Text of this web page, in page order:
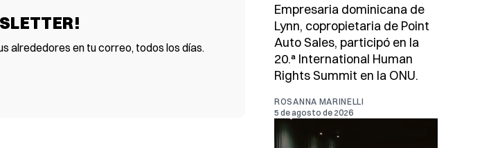
alrededores en tu correo, todos los días.
Empresaria dominicana de
Lynn, copropietaria de Point
Auto Sales, participó en la
20.ª International Human
Rights Summit en la ONU.
ROSANNA MARINELLI
5 de agosto de 2026